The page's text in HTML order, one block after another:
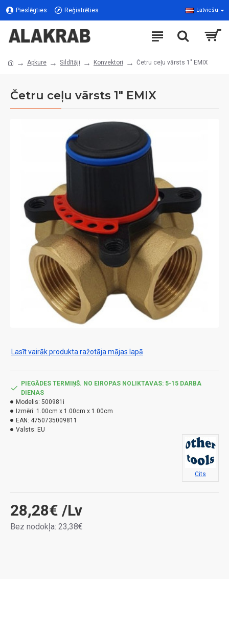
Pieslēgties Reģistrēties Latviešu
Apkure Sildītāji Konvektori Četru ceļu vārsts 1" EMIX
Četru ceļu vārsts 1" EMIX
Lasīt vairāk produkta ražotāja mājas lapā
28,28€ /Lv
Bez nodokļa: 23,38€
PIEGĀDES TERMIŅŠ. NO EIROPAS NOLIKTAVAS: 5-15 DARBA
DIENAS
Modelis: 500981i
Izmēri: 1.00cm x 1.00cm x 1.00cm
EAN: 4750735009811
Valsts: EU
Cits